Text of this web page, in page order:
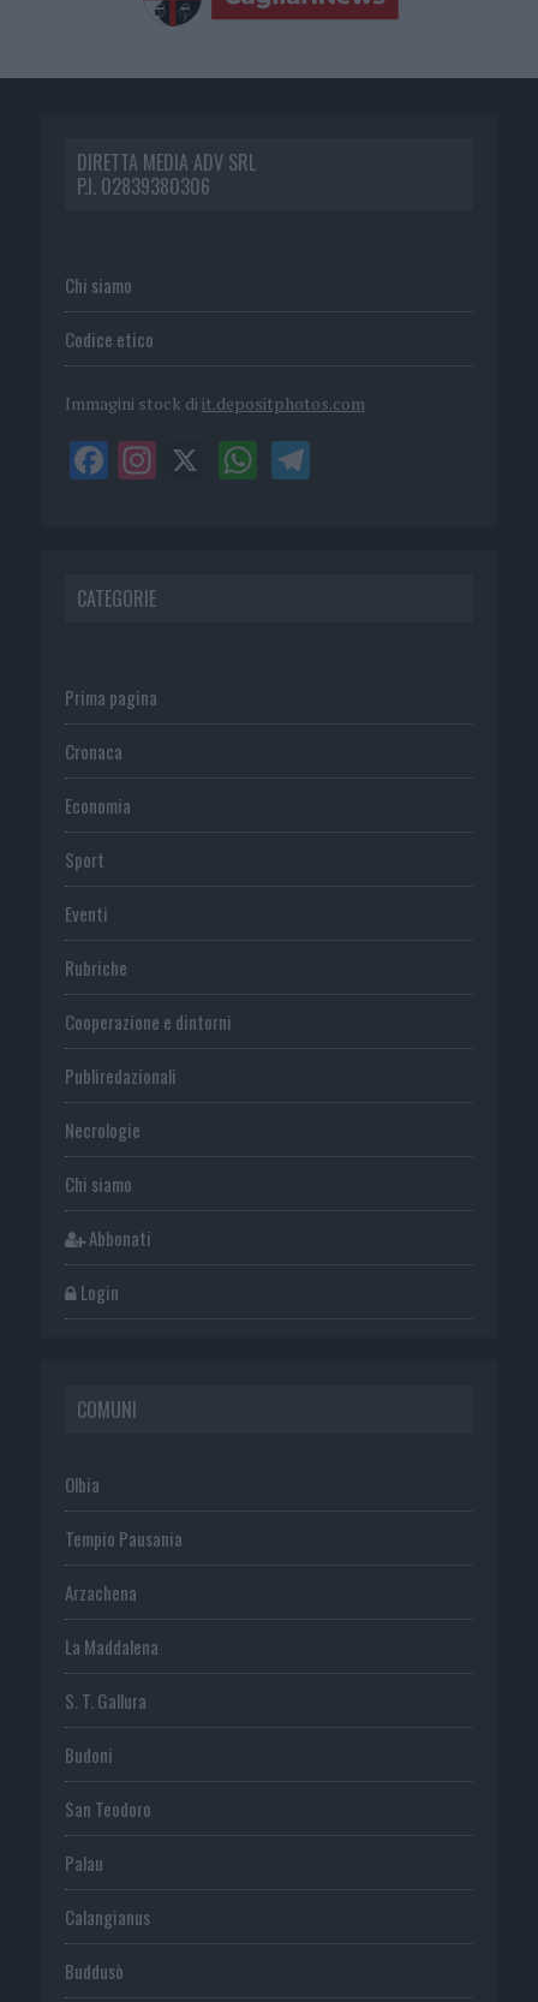
DIRETTA MEDIA ADV SRL
P.I. 02839380306
Chi siamo
Codice etico
Immagini stock di it.depositphotos.com
CATEGORIE
Prima pagina
Cronaca
Economia
Sport
Eventi
Rubriche
Cooperazione e dintorni
Publiredazionali
Necrologie
Chi siamo
Abbonati
Login
COMUNI
Olbia
Tempio Pausania
Arzachena
La Maddalena
S. T. Gallura
Budoni
San Teodoro
Palau
Calangianus
Buddusò